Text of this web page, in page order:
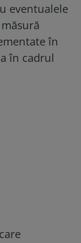
eventualele
în
în cadrul